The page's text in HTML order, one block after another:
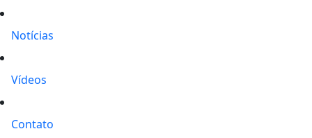
Notícias
Vídeos
Contato